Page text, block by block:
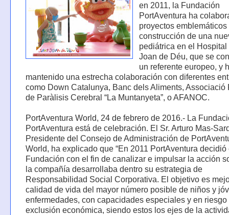
en 2011, la Fundación
PortAventura ha
proyectos
construcción de una
pediátrica en el Hospital
Joan de Déu, que se
un referente europeo, y
mantenido una estrecha colaboración con diferentes
como Down Catalunya, Banc dels Aliments, Associació
de Paràlisis Cerebral “La Muntanyeta”, o AFANOC.
PortAventura World, 24 de febrero de 2016.- La
PortAventura está de celebración. El Sr. Arturo Mas-
Presidente del Consejo de Administración de
World, ha explicado que “En 2011 PortAventura decidió
Fundación con el fin de canalizar e impulsar la acción
la compañía desarrollaba dentro su estrategia de
Responsabilidad Social Corporativa. El objetivo es
calidad de vida del mayor número posible de niños y
enfermedades, con capacidades especiales y en riesgo
exclusión económica, siendo estos los ejes de la